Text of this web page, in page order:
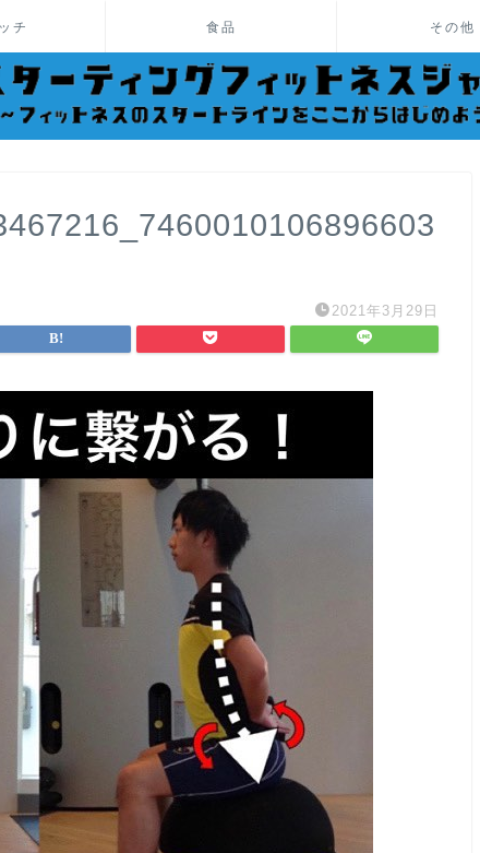
チ 食品 その他
2021年3月29日